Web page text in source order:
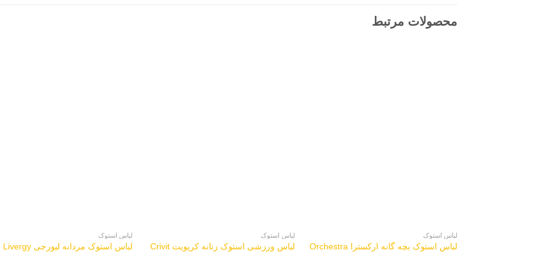
محصولات مرتبط
لباس استوک
لباس استوک بچه گانه ارکسترا Orchestra
لباس استوک
لباس ورزشی استوک زنانه کریویت Crivit
لباس استوک
لباس استوک مردانه لیورجی Livergy